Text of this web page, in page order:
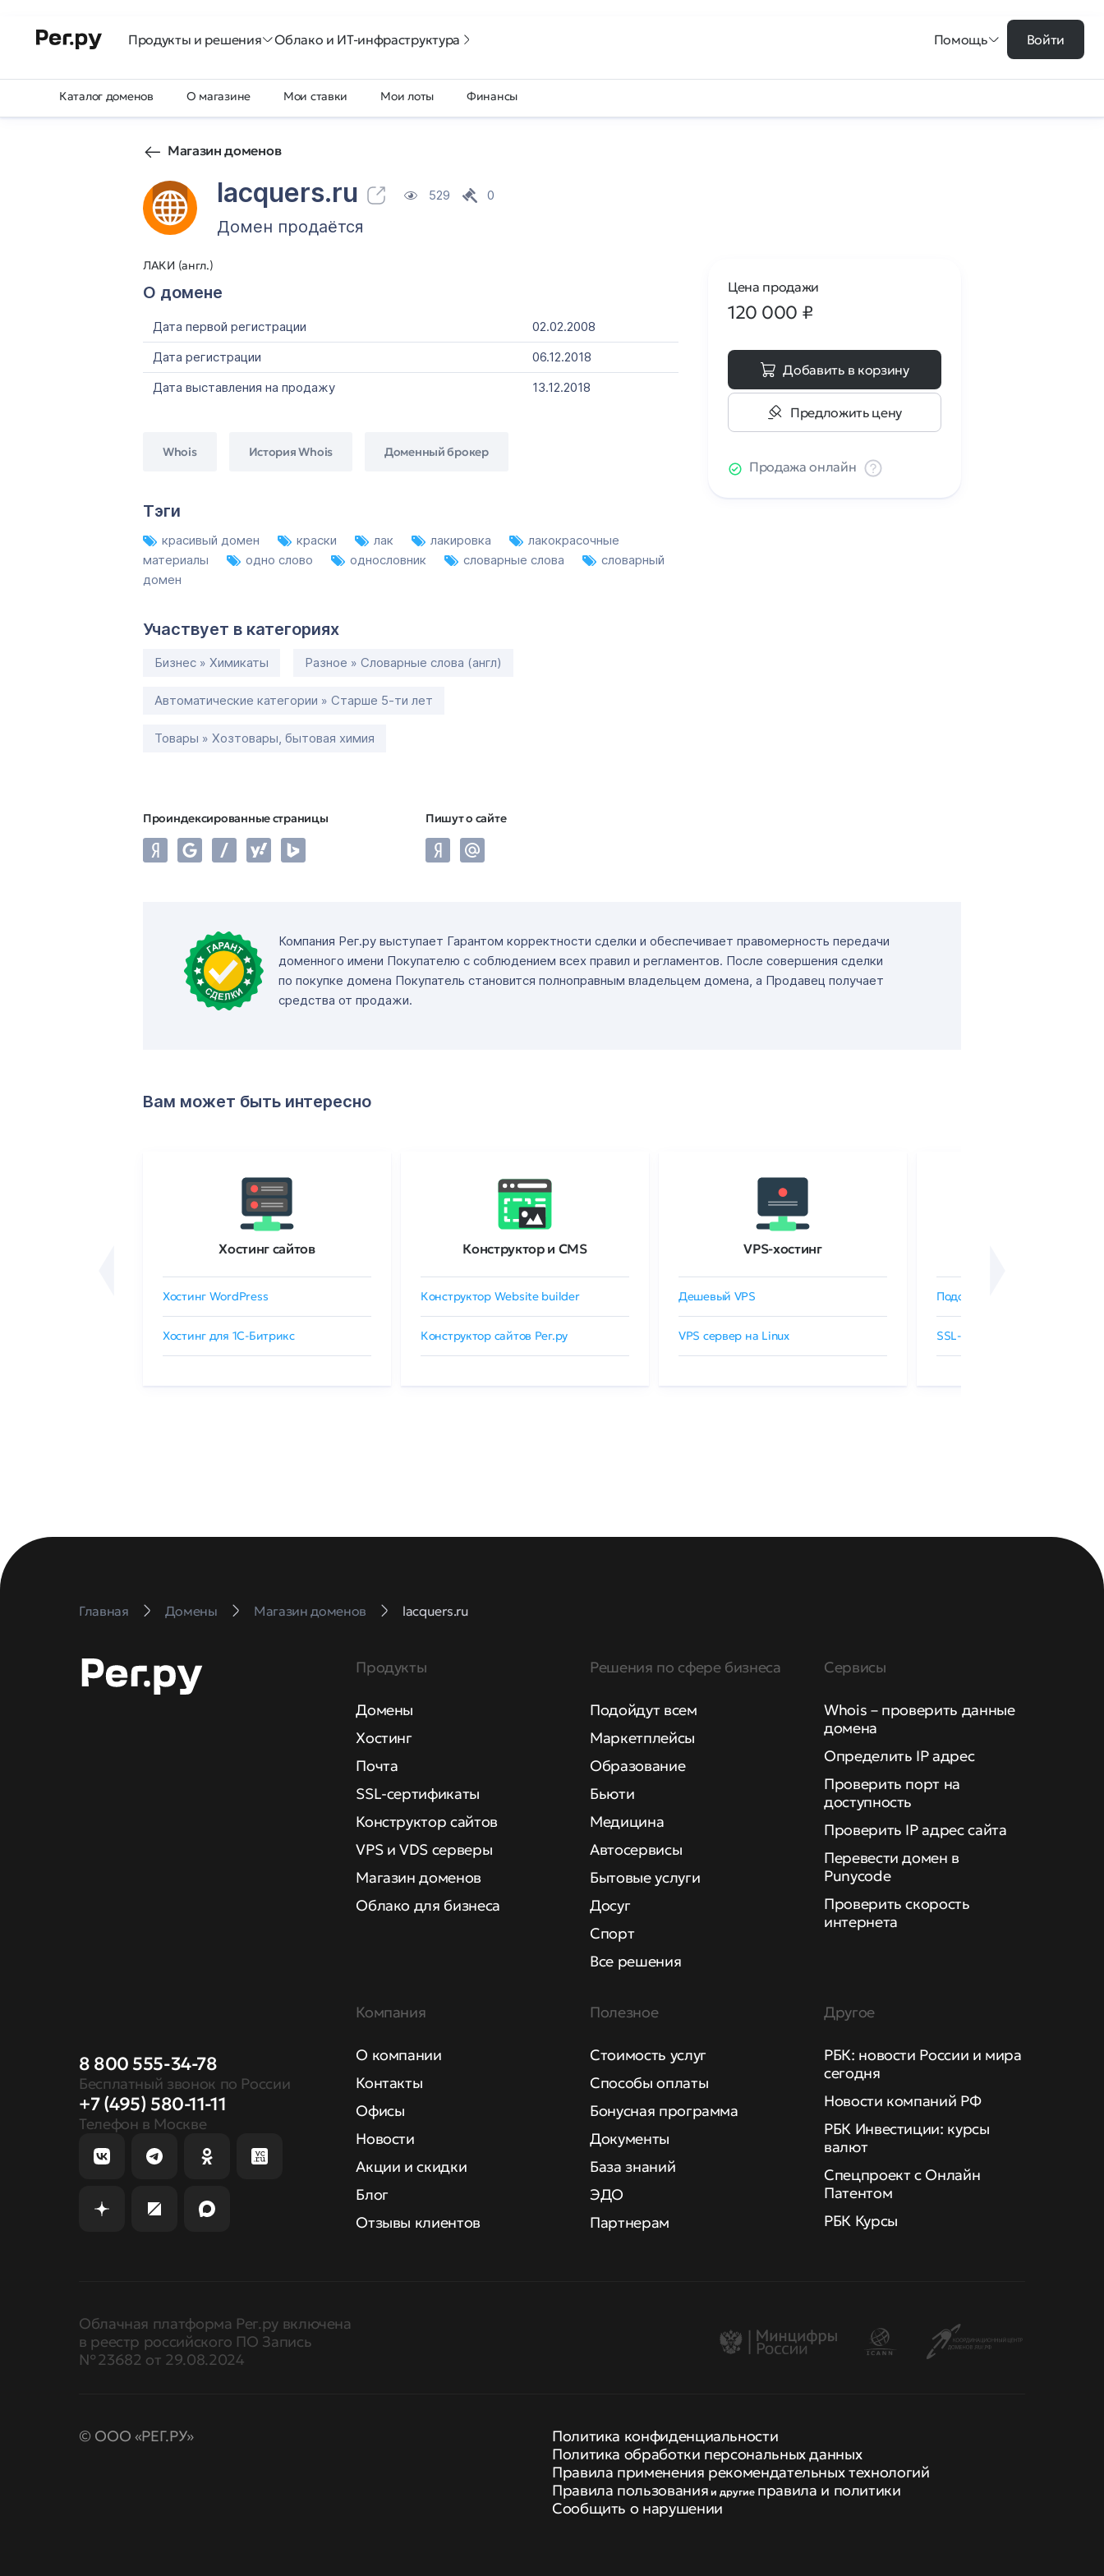
Продукты и решения Облако и ИТ-инфраструктура Помощь Войти
Каталог доменов О магазине Мои ставки Мои лоты Финансы
Магазин доменов
lacquers.ru 529 0
Домен продаётся
ЛАКИ (англ.)
О домене
Дата первой регистрации
02.02.2008
Дата регистрации
06.12.2018
Дата выставления на продажу
13.12.2018
Whois История Whois Доменный брокер
Тэги
красивый домен краски лак лакировка
лакокрасочные
материалы
одно слово однословник словарные слова
словарный
домен
Участвует в категориях
Бизнес » Химикаты Разное » Словарные слова (англ)
Автоматические категории » Старше 5-ти лет
Товары » Хозтовары, бытовая химия
Проиндексированные страницы Пишут о сайте
Цена продажи
120 000 ₽
Добавить в корзину
Предложить цену
Продажа онлайн
Компания Рег.ру выступает Гарантом корректности сделки и обеспечивает правомерность передачи
доменного имени Покупателю с соблюдением всех правил и регламентов. После совершения сделки
по покупке домена Покупатель становится полноправным владельцем домена, а Продавец получает
средства от продажи.
Вам может быть интересно
Хостинг сайтов
Хостинг WordPress
Хостинг для 1C-Битрикс
Конструктор и CMS
Конструктор Website builder
Конструктор сайтов Рег.ру
VPS-хостинг
Дешевый VPS
VPS сервер на Linux
Подобрать SSL-сертификат
SSL-сертификаты GlobalSign
Главная Домены Магазин доменов lacquers.ru
8 800 555-34-78
Бесплатный звонок по России
+7 (495) 580-11-11
Телефон в Москве
Продукты
Домены
Хостинг
Почта
SSL-сертификаты
Конструктор сайтов
VPS и VDS серверы
Магазин доменов
Облако для бизнеса
Решения по сфере бизнеса
Подойдут всем
Маркетплейсы
Образование
Бьюти
Медицина
Автосервисы
Бытовые услуги
Досуг
Спорт
Все решения
Сервисы
Whois – проверить данные
домена
Определить IP адрес
Проверить порт на
доступность
Проверить IP адрес сайта
Перевести домен в
Punycode
Проверить скорость
интернета
Компания
О компании
Контакты
Офисы
Новости
Акции и скидки
Блог
Отзывы клиентов
Полезное
Стоимость услуг
Способы оплаты
Бонусная программа
Документы
База знаний
ЭДО
Партнерам
Другое
РБК: новости России и мира
сегодня
Новости компаний РФ
РБК Инвестиции: курсы
валют
Спецпроект с Онлайн
Патентом
РБК Курсы
Облачная платформа Рег.ру включена
в реестр российского ПО Запись
№ 23682 от 29.08.2024
© ООО «РЕГ.РУ»
Политика конфиденциальности
Политика обработки персональных данных
Правила применения рекомендательных технологий
Правила пользования и другие правила и политики
Сообщить о нарушении